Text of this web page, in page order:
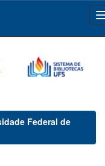
Federal de